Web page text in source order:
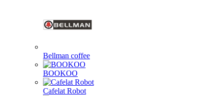
Bellman coffee
BOOKOO
Cafelat Robot